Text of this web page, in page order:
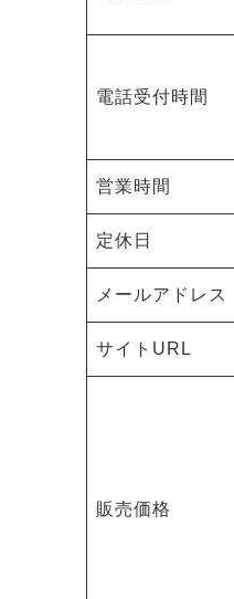
電話受付時間
営業時間
定休日
メールアドレス
サイトURL
販売価格